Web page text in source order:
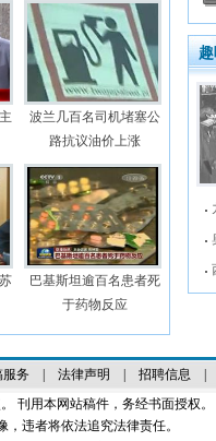
波兰几百名司机堵塞公
路抗议油价上涨
巴基斯坦逾百名患者死
于药物反应
服务| 法律声明 招聘信息
刊用本网站稿件，务经书面授权。
违者将依法追究法律责任。